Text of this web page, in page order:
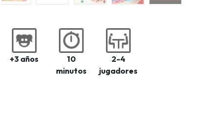
+3 años
10
minutos
2-4
jugadores